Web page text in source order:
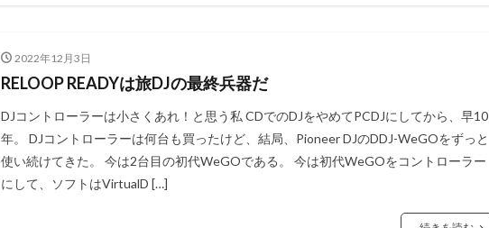
2022年12月3日
RELOOP READYは旅DJの最終兵器だ
DJコントローラーは小さくあれ！と思う私 CDでのDJをやめてPCDJにしてから、早10
年。 DJコントローラーは何台も買ったけど、結局、Pioneer DJのDDJ-WeGOをずっと
使い続けてきた。 今は2台目の初代WeGOである。 今は初代WeGOをコントローラー
にして、ソフトはVirtualD […]